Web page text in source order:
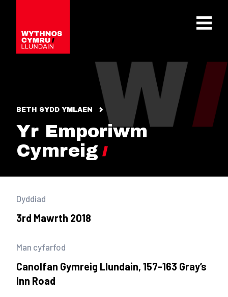
OPEN
BETH SYDD YMLAEN
Yr Emporiwm
Cymreig
Dyddiad
3rd Mawrth 2018
Man cyfarfod
Canolfan Gymreig Llundain, 157-163 Gray’s
Inn Road